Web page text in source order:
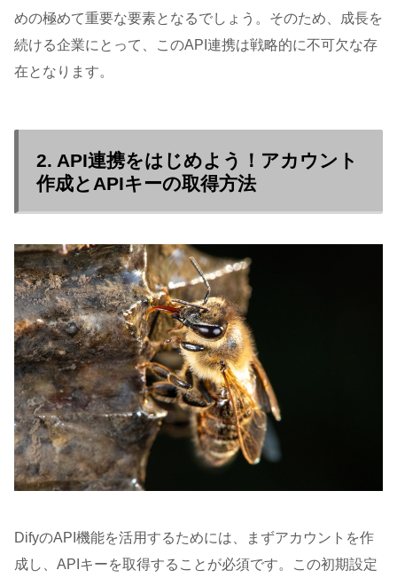
めの極めて重要な要素となるでしょう。そのため、成長を
続ける企業にとって、このAPI連携は戦略的に不可欠な存
在となります。
2. API連携をはじめよう！アカウント
作成とAPIキーの取得方法
DifyのAPI機能を活用するためには、まずアカウントを作
成し、APIキーを取得することが必須です。この初期設定